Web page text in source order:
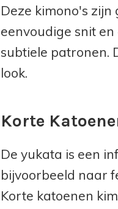
Deze kimono's
eenvoudige snit
subtiele patronen.
look.
Korte
De yukata is een
bijvoorbeeld naar
Korte katoenen